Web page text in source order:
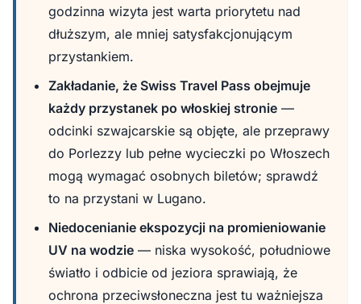
godzinna wizyta jest warta priorytetu nad
dłuższym, ale mniej satysfakcjonującym
przystankiem.
Zakładanie, że Swiss Travel Pass obejmuje
każdy przystanek po włoskiej stronie —
odcinki szwajcarskie są objęte, ale przeprawy
do Porlezzy lub pełne wycieczki po Włoszech
mogą wymagać osobnych biletów; sprawdź
to na przystani w Lugano.
Niedocenianie ekspozycji na promieniowanie
UV na wodzie — niska wysokość, południowe
światło i odbicie od jeziora sprawiają, że
ochrona przeciwsłoneczna jest tu ważniejsza